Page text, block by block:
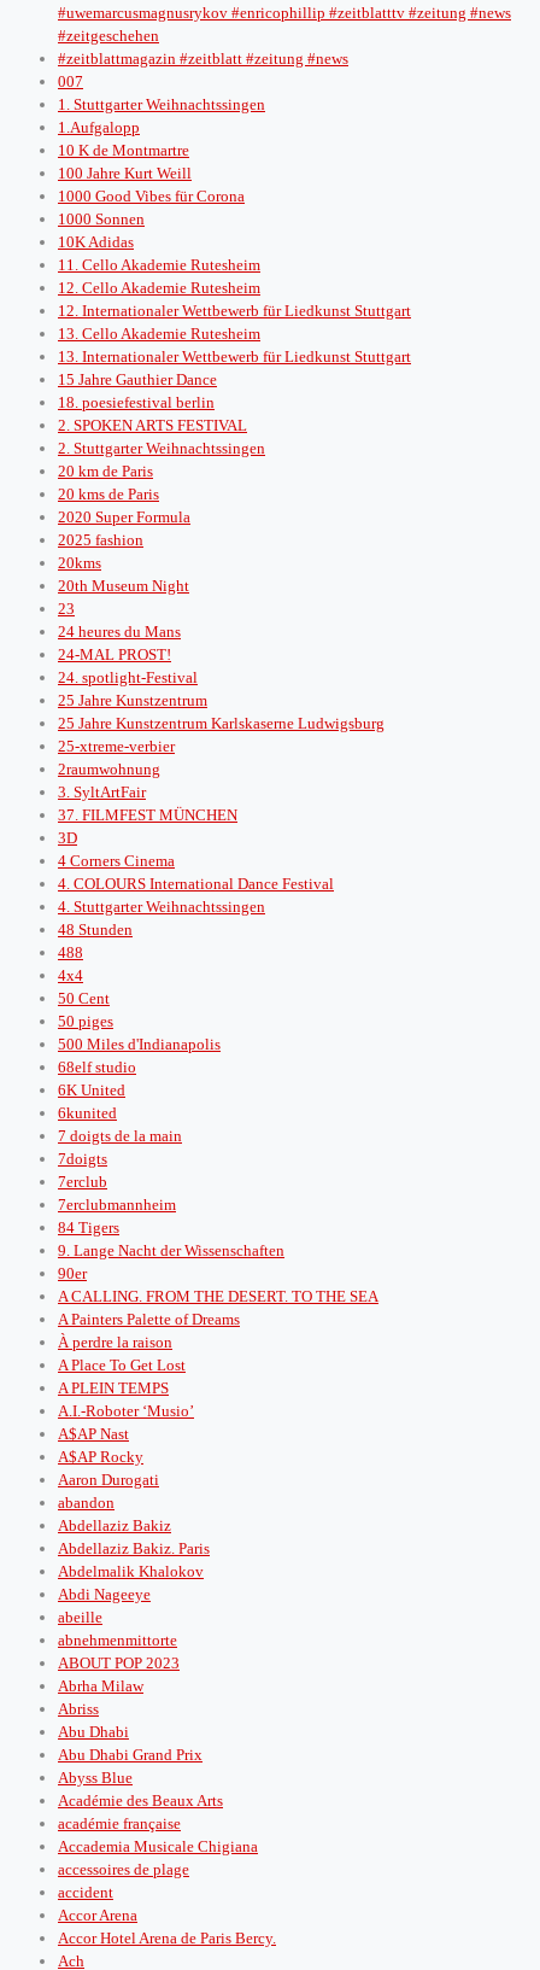
#uwemarcusmagnusrykov #enricophillip #zeitblatttv #zeitung #news
#zeitgeschehen
#zeitblattmagazin #zeitblatt #zeitung #news
007
1. Stuttgarter Weihnachtssingen
1.Aufgalopp
10 K de Montmartre
100 Jahre Kurt Weill
1000 Good Vibes für Corona
1000 Sonnen
10K Adidas
11. Cello Akademie Rutesheim
12. Cello Akademie Rutesheim
12. Internationaler Wettbewerb für Liedkunst Stuttgart
13. Cello Akademie Rutesheim
13. Internationaler Wettbewerb für Liedkunst Stuttgart
15 Jahre Gauthier Dance
18. poesiefestival berlin
2. SPOKEN ARTS FESTIVAL
2. Stuttgarter Weihnachtssingen
20 km de Paris
20 kms de Paris
2020 Super Formula
2025 fashion
20kms
20th Museum Night
23
24 heures du Mans
24-MAL PROST!
24. spotlight-Festival
25 Jahre Kunstzentrum
25 Jahre Kunstzentrum Karlskaserne Ludwigsburg
25-xtreme-verbier
2raumwohnung
3. SyltArtFair
37. FILMFEST MÜNCHEN
3D
4 Corners Cinema
4. COLOURS International Dance Festival
4. Stuttgarter Weihnachtssingen
48 Stunden
488
4x4
50 Cent
50 piges
500 Miles d'Indianapolis
68elf studio
6K United
6kunited
7 doigts de la main
7doigts
7erclub
7erclubmannheim
84 Tigers
9. Lange Nacht der Wissenschaften
90er
A CALLING. FROM THE DESERT. TO THE SEA
A Painters Palette of Dreams
À perdre la raison
A Place To Get Lost
A PLEIN TEMPS
A.I.-Roboter ‘Musio’
A$AP Nast
A$AP Rocky
Aaron Durogati
abandon
Abdellaziz Bakiz
Abdellaziz Bakiz. Paris
Abdelmalik Khalokov
Abdi Nageeye
abeille
abnehmenmittorte
ABOUT POP 2023
Abrha Milaw
Abriss
Abu Dhabi
Abu Dhabi Grand Prix
Abyss Blue
Académie des Beaux Arts
académie française
Accademia Musicale Chigiana
accessoires de plage
accident
Accor Arena
Accor Hotel Arena de Paris Bercy.
Ach